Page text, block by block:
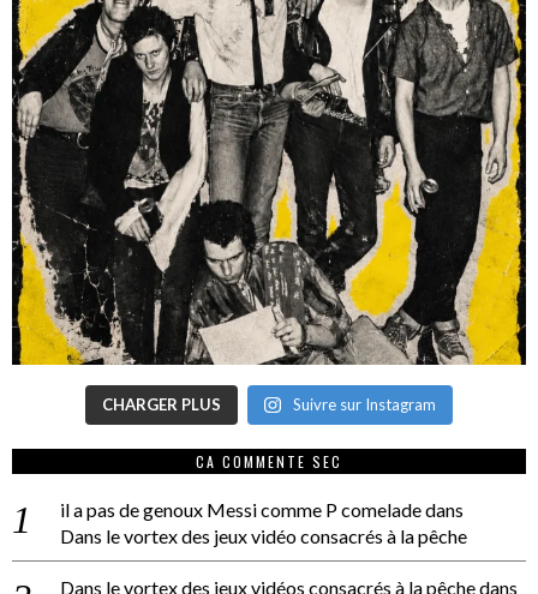
CHARGER PLUS Suivre sur Instagram
CA COMMENTE SEC
il a pas de genoux Messi comme P comeladedans
Dans le vortex des jeux vidéo consacrés à la pêche
Dans le vortex des jeux vidéos consacrés à la pêchedans